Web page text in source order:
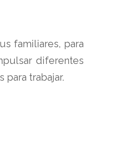
familiares, para
diferentes
trabajar.